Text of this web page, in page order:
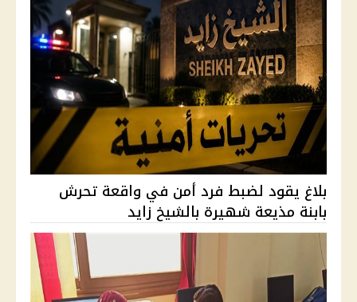
بلاغ يقود لضبط فرد أمن في واقعة تحرش
بابنة مذيعة شهيرة بالشيخ زايد